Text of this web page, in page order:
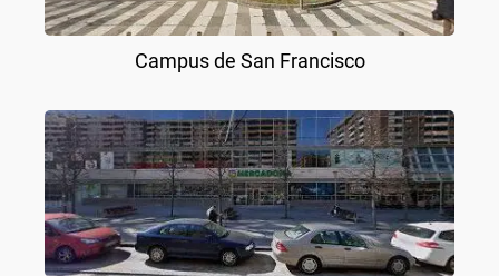
Campus de San Francisco